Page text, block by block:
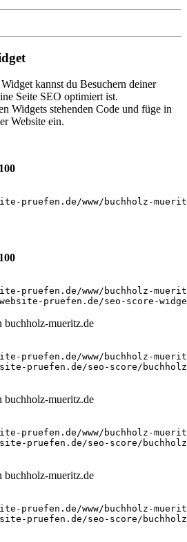
kannst du Besuchern deiner
Seite SEO optimiert ist.
Widgets stehenden Code und füge in
Website ein.
pruefen.de/www/buchholz-
pruefen.de/www/buchholz-
pruefen.de/www/buchholz-
pruefen.de/seo-score/
pruefen.de/www/buchholz-
pruefen.de/seo-score/
pruefen.de/www/buchholz-
pruefen.de/seo-score/